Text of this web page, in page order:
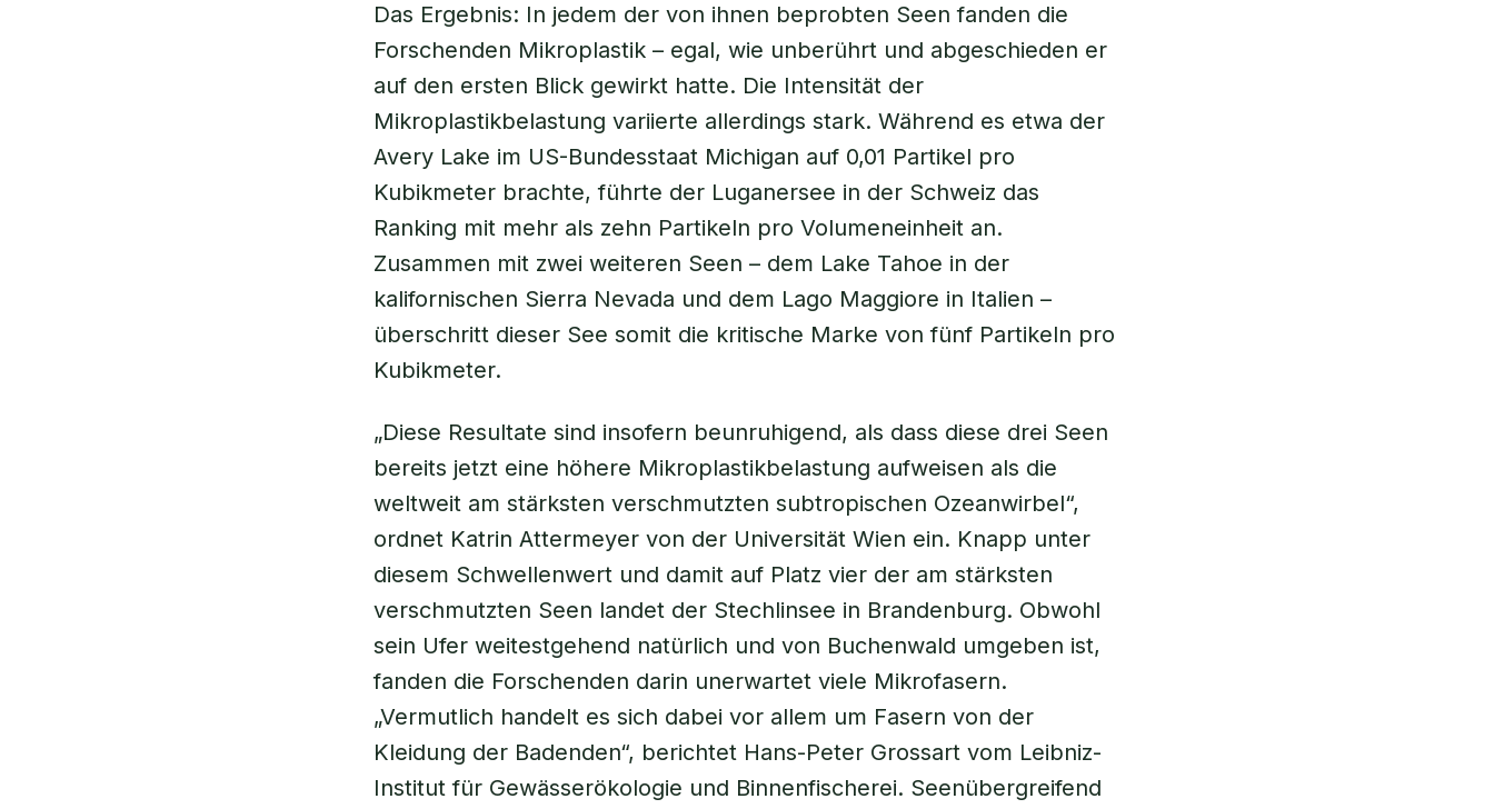
Das Ergebnis: In jedem der von ihnen beprobten Seen fanden die
Forschenden Mikroplastik – egal, wie unberührt und abgeschieden er
auf den ersten Blick gewirkt hatte. Die Intensität der
Mikroplastikbelastung variierte allerdings stark. Während es etwa der
Avery Lake im US-Bundesstaat Michigan auf 0,01 Partikel pro
Kubikmeter brachte, führte der Luganersee in der Schweiz das
Ranking mit mehr als zehn Partikeln pro Volumeneinheit an.
Zusammen mit zwei weiteren Seen – dem Lake Tahoe in der
kalifornischen Sierra Nevada und dem Lago Maggiore in Italien –
überschritt dieser See somit die kritische Marke von fünf Partikeln pro
Kubikmeter.
„Diese Resultate sind insofern beunruhigend, als dass diese drei Seen
bereits jetzt eine höhere Mikroplastikbelastung aufweisen als die
weltweit am stärksten verschmutzten subtropischen Ozeanwirbel“,
ordnet Katrin Attermeyer von der Universität Wien ein. Knapp unter
diesem Schwellenwert und damit auf Platz vier der am stärksten
verschmutzten Seen landet der Stechlinsee in Brandenburg. Obwohl
sein Ufer weitestgehend natürlich und von Buchenwald umgeben ist,
fanden die Forschenden darin unerwartet viele Mikrofasern.
„Vermutlich handelt es sich dabei vor allem um Fasern von der
Kleidung der Badenden“, berichtet Hans-Peter Grossart vom Leibniz-
Institut für Gewässerökologie und Binnenfischerei. Seenübergreifend